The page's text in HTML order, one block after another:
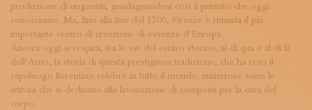
produzione di unguenti, guadagnandosi così il primato che oggi
conosciamo. Ma, fino alla fine del 1700, Firenze è rimasta il più
importante centro di creazione di essenze d’Europa.
Ancora oggi si respira, tra le vie del centro storico, al di qua e al di là
dell’Arno, la storia di questa prestigiosa tradizione, che ha reso il
capoluogo fiorentino celebre in tutto il mondo: numerose sono le
attività che si dedicano alla lavorazione di composti per la cura del
corpo.